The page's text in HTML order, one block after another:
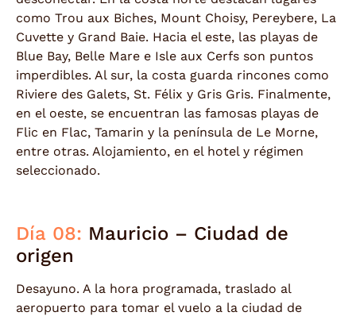
como Trou aux Biches, Mount Choisy, Pereybere, La
Cuvette y Grand Baie. Hacia el este, las playas de
Blue Bay, Belle Mare e Isle aux Cerfs son puntos
imperdibles. Al sur, la costa guarda rincones como
Riviere des Galets, St. Félix y Gris Gris. Finalmente,
en el oeste, se encuentran las famosas playas de
Flic en Flac, Tamarin y la península de Le Morne,
entre otras. Alojamiento, en el hotel y régimen
seleccionado.
Día 08: Mauricio – Ciudad de
origen
Desayuno. A la hora programada, traslado al
aeropuerto para tomar el vuelo a la ciudad de